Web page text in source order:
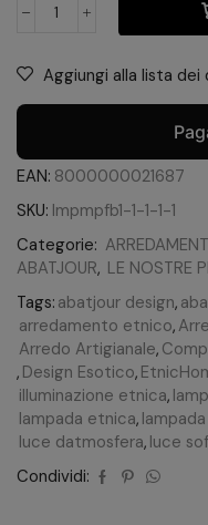
Aggiungi alla lista dei
EAN: 8000000021687
SKU: lmpmpfb1-1-1-1-1
Categorie:
ABATJOUR, LE NOSTRE
Tags: abatjour design,
arredamento etnico,
Arredo Artigianale,
, Design Esotico,
illuminazione etnica,
lampada etnica,
luce datmosfera, luce
Condividi: